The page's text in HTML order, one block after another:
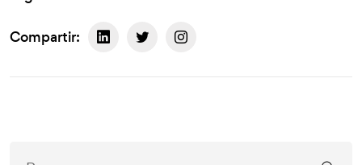
Compartir: